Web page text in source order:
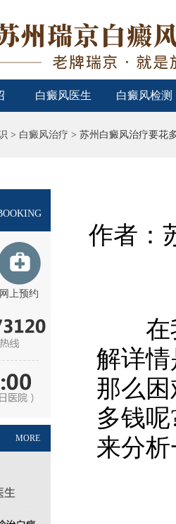
白癜风医生 白癜风检测
> 白癜风治疗 > 苏州白癜风治疗要花
网上预约
MORE
作者：
在我
解详
那么
多钱
来分